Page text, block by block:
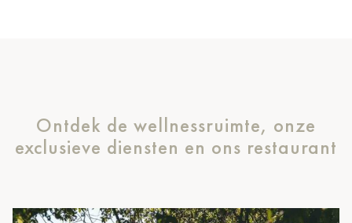
Ontdek de wellnessruimte, onze
exclusieve diensten en ons restaurant